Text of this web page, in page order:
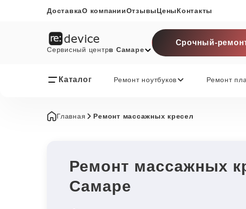
ДоставкаО компанииОтзывыЦеныКонтакты
Сервисный центрв Самаре
Срочный-
Каталог Ремонт ноутбуков Ремонт
Главная Ремонт массажных кресел
Ремонт массажных
Самаре